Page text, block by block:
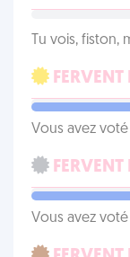
Tu vois,
FERVENT
Vous avez
Vous avez